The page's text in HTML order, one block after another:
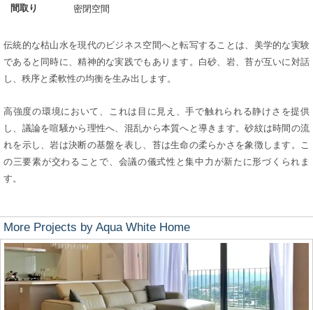
間取り 密閉空間
伝統的な枯山水を現代のビジネス空間へと転写することは、美学的な実験
であると同時に、精神的な実践でもあります。白砂、岩、苔が互いに対話
し、秩序と柔軟性の均衡を生み出します。
高強度の環境において、これは目に見え、手で触れられる静けさを提供
し、議論を喧騒から理性へ、混乱から本質へと導きます。砂紋は時間の流
れを示し、岩は決断の基盤を表し、苔は生命の柔らかさを象徴します。こ
の三要素が交わることで、会議の儀式性と集中力が新たに形づくられま
す。
More Projects by Aqua White Home